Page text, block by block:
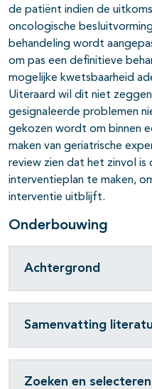
de patiënt indien de
oncologische
behandeling wordt
om pas een definitieve
mogelijke kwetsbaarheid
Uiteraard wil dit niet
gesignaleerde problemen
gekozen wordt om binnen
maken van geriatrische
review zien dat het zinvol
interventieplan te maken,
interventie uitblijft.
Onderbouwing
Achtergrond
Samenvatting
Zoeken en selecteren